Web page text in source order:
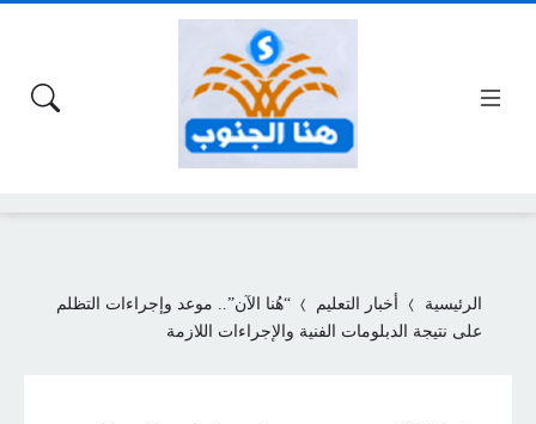
الرئيسية أخبار التعليم
“هُنا الآن”.. موعد وإجراءات التظلم
على نتيجة الدبلومات الفنية والإجراءات اللازمة